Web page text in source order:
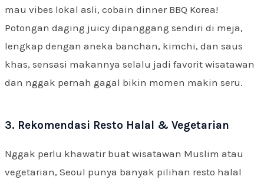
mau vibes lokal asli, cobain dinner BBQ Korea!
Potongan daging juicy dipanggang sendiri di meja,
lengkap dengan aneka banchan, kimchi, dan saus
khas, sensasi makannya selalu jadi favorit wisatawan
dan nggak pernah gagal bikin momen makin seru.
3. Rekomendasi Resto Halal & Vegetarian
Nggak perlu khawatir buat wisatawan Muslim atau
vegetarian, Seoul punya banyak pilihan resto halal